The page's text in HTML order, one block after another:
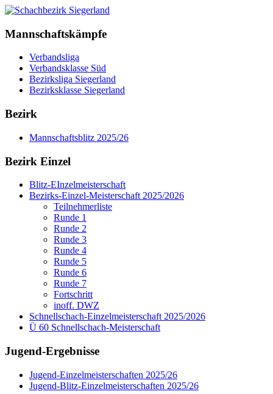
Mannschaftskämpfe
Verbandsliga
Verbandsklasse Süd
Bezirksliga Siegerland
Bezirksklasse Siegerland
Bezirk
Mannschaftsblitz 2025/26
Bezirk Einzel
Blitz-EInzelmeisterschaft
Bezirks-Einzel-Meisterschaft 2025/2026
Teilnehmerliste
Runde 1
Runde 2
Runde 3
Runde 4
Runde 5
Runde 6
Runde 7
Fortschritt
inoff. DWZ
Schnellschach-Einzelmeisterschaft 2025/2026
Ü 60 Schnellschach-Meisterschaft
Jugend-Ergebnisse
Jugend-Einzelmeisterschaften 2025/26
Jugend-Blitz-Einzelmeisterschaften 2025/26